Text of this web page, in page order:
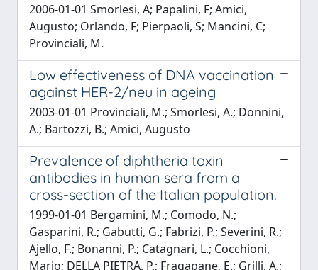
2006-01-01 Smorlesi, A; Papalini, F; Amici,
Augusto; Orlando, F; Pierpaoli, S; Mancini, C;
Provinciali, M.
Low effectiveness of DNA vaccination
against HER-2/neu in ageing
2003-01-01 Provinciali, M.; Smorlesi, A.; Donnini,
A.; Bartozzi, B.; Amici, Augusto
Prevalence of diphtheria toxin
antibodies in human sera from a
cross-section of the Italian population.
1999-01-01 Bergamini, M.; Comodo, N.;
Gasparini, R.; Gabutti, G.; Fabrizi, P.; Severini, R.;
Ajello, F.; Bonanni, P.; Catagnari, L.; Cocchioni,
Mario; DELLA PIETRA, P.; Fragapane, E.; Grilli, A.;